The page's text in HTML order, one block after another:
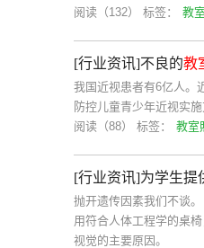
阅读（132） 标签： 教
[行业资讯]不良的教
我国近视患者有6亿人。
防控儿童青少年近视实
阅读（88） 标签： 教室
[行业资讯]为学生提
抛开遗传因素我们不谈
用符合人体工程学的桌
视觉的主要原因。